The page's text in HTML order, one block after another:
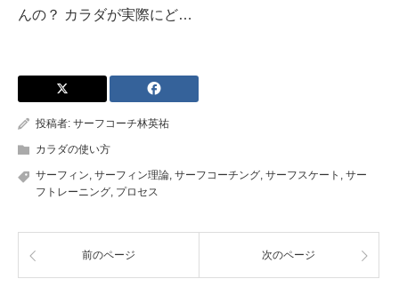
んの？ カラダが実際にど…
投稿者: サーフコーチ林英祐
カラダの使い方
サーフィン, サーフィン理論, サーフコーチング, サーフスケート , サー
フトレーニング, プロセス
前のページ 次のページ